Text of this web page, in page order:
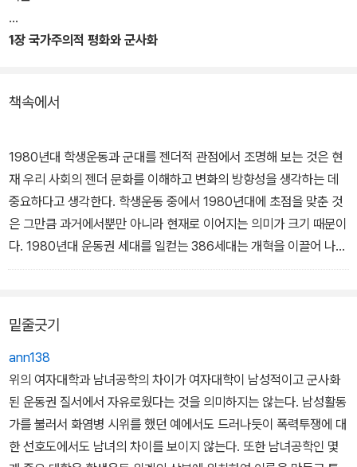
1장 국가주의적 평화와 군사화
책속에서
1980년대 학생운동과 군대를 젠더적 관점에서 조명해 보는 것은 현
재 우리 사회의 젠더 문화를 이해하고 변화의 방향성을 생각하는 데
중요하다고 생각한다. 학생운동 중에서 1980년대에 초점을 맞춘 것
은 그만큼 과거에서뿐만 아니라 현재로 이어지는 의미가 크기 때문이
다. 1980년대 운동권 세대를 일컫는 386세대는 개혁을 이끌어 나가
는 지도 그룹으로서 활동을 계속 이어 가고 있다. 그러나 386 세대에
의 양상과 맥락을 살펴보는 연구는 거의 이루어지지 않은 상태이다. -
본문 중에서
밑줄긋기
ann138
위의 여자대학과 남녀공학의 차이가 여자대학이 남성적이고 군사화
된 운동권 질서에서 자유로웠다는 것을 의미하지는 않는다. 남성활동
가를 불러서 화염병 시위를 했던 예에서도 드러나듯이 폭력투쟁에 대
한 선호도에서도 남녀의 차이를 보이지 않는다. 또한 남녀공학인 몇